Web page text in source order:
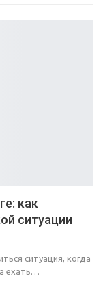
как
ситуации
ситуация, когда
ехать…